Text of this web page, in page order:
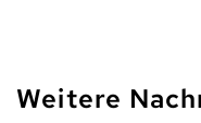
Weitere